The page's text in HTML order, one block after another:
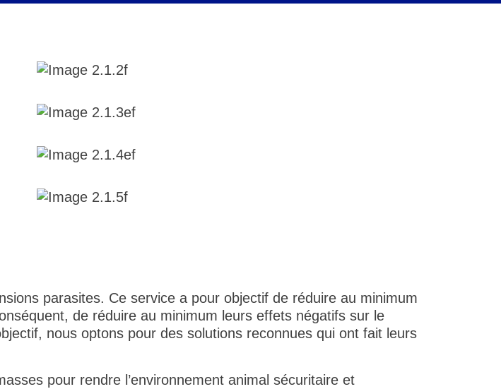
parasites. Ce service a pour objectif de réduire au minimum
de réduire au minimum leurs effets négatifs sur le
nous optons pour des solutions reconnues qui ont fait leurs
pour rendre l’environnement animal sécuritaire et